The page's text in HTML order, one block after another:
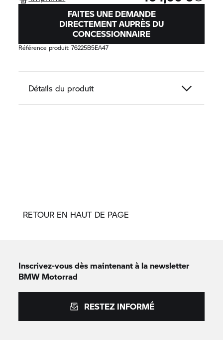
FAITES UNE DEMANDE
DIRECTEMENT AUPRÈS DU
CONCESSIONNAIRE
Référence produit:76225B5EA47
Détails du produit
RETOUR EN HAUT DE PAGE
Inscrivez-vous dès maintenant à la newsletter
BMW Motorrad
RESTEZ INFORMÉ